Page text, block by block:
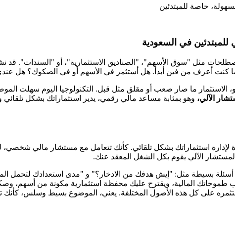
خاصة للمبتدئين
في السعودية
مثل "سوق الأسهم"، "الصناديق الاستثمارية"، أو "السندات". قد
أعرف من فين أبدأ. هل أستثمر في الأسهم أو في الصكوك؟ هل عندي
الاستثمار ما صار صعب أو مقلق مثل قبل. التكنولوجيا اليوم سهلت
الآلي، وهو بمثابة مساعد مالي رقمي، يدير استثماراتك بشكل
لإدارة استثماراتك بشكل تلقائي. كأنك تتعامل مع مستشار مالي شخصي،
الآلي يقوم بكل الشغل المعقد عنك.
بسيطة مثل: "إيش هدفك من الادخار؟" و "مدى استعدادك لتحمل
المالية، ويقترح عليك محفظة استثمارية مكونة من أسهم،
على كل هذه الأصول المختلفة. يعني، الموضوع بسيط وسلس،